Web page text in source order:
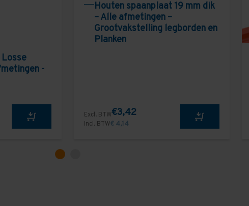
-
Houten spaanplaat 19 mm dik
– Alle afmetingen –
Grootvakstelling legborden en
Planken
Excl. BTW€3,42
Incl. BTW€ 4,14